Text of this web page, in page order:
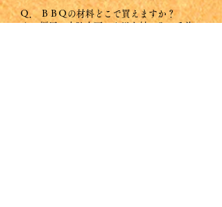
Ｑ． ＢＢＱの材料どこで買えますか？
A . 橿原・宇陀方面から川上村に入る手前に